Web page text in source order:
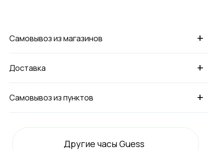
+
Самовывоз из магазинов
+
Доставка
+
Самовывоз из пунктов
Другие часы Guess